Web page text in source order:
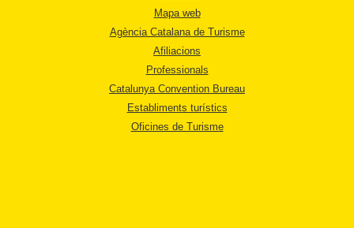
Mapa web
Agència Catalana de Turisme
Afiliacions
Professionals
Catalunya Convention Bureau
Establiments turístics
Oficines de Turisme